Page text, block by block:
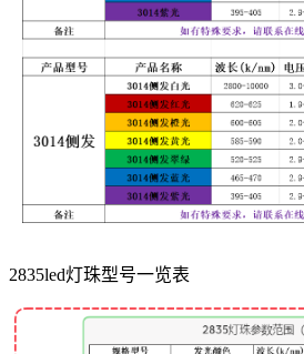
2835led灯珠型号一览表